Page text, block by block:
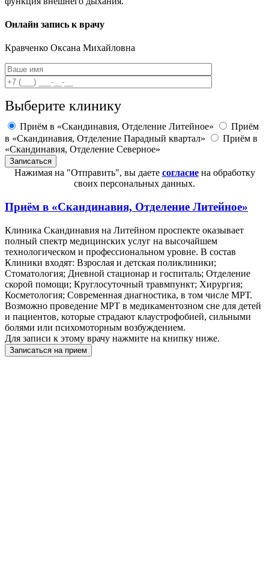
Онлайн запись к врачу
Кравченко Оксана Михайловна
Выберите клинику
Приём в «Скандинавия, Отделение Литейное»
Приём
в «Скандинавия, Отделение Парадный квартал»
Приём в
«Скандинавия, Отделение Северное»
Нажимая на "Отправить", вы даете согласиена обработку
своих персональных данных.
Приём в «Скандинавия, Отделение Литейное»
Клиника Скандинавия на Литейном проспекте оказывает
полный спектр медицинских услуг на высочайшем
технологическом и профессиональном уровне. В состав
Клиники входят: Взрослая и детская поликлиники;
Стоматология; Дневной стационар и госпиталь; Отделение
скорой помощи; Круглосуточный травмпункт; Хирургия;
Косметология; Современная диагностика, в том числе МРТ.
Возможно проведение МРТ в медикаментозном сне для детей
и пациентов, которые страдают клаустрофобией, сильными
болями или психомоторным возбуждением.
Для записи к этому врачу нажмите на книпку ниже.
Записаться на прием